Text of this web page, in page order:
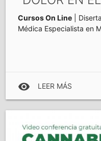
Cursos On Line|
Médica Especialista en
visibility LEER MÁS